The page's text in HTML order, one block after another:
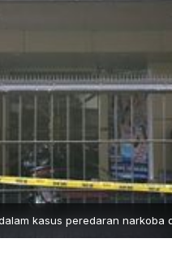
kasus peredaran narkoba